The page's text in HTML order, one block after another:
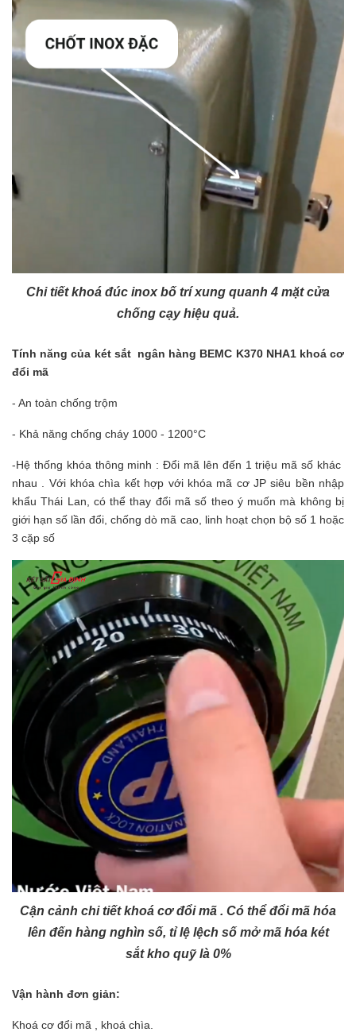
Chi tiết khoá đúc inox bố trí xung quanh 4 mặt cửa
chống cạy hiệu quả.
Tính năng của két sắt ngân hàng BEMC K370 NHA1 khoá cơ
đổi mã
- An toàn chống trộm
- Khả năng chống cháy 1000 - 1200°C
-Hệ thống khóa thông minh : Đổi mã lên đến 1 triệu mã số khác
nhau . Với khóa chìa kết hợp với khóa mã cơ JP siêu bền nhập
khẩu Thái Lan, có thể thay đổi mã số theo ý muốn mà không bị
giới hạn số lần đổi, chống dò mã cao, linh hoạt chọn bộ số 1 hoặc
3 cặp số
Cận cảnh chi tiết khoá cơ đổi mã . Có thể đổi mã hóa
lên đến hàng nghìn số, tỉ lệ lệch số mở mã hóa két
sắt kho quỹ là 0%
Vận hành đơn giản:
Khoá cơ đổi mã , khoá chìa.